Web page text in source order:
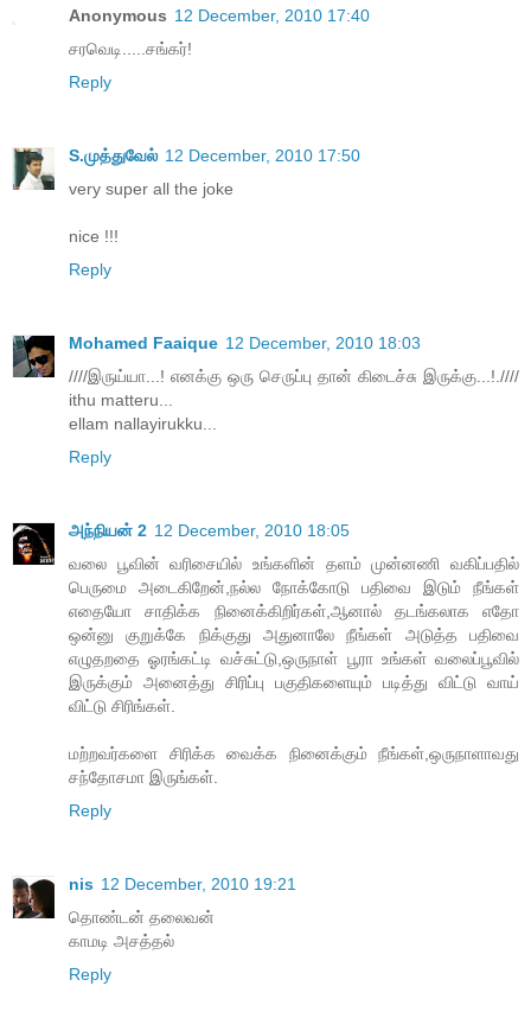
Anonymous 12 December, 2010 17:40
சரவெடி.....சங்கர்!
Reply
S.முத்துவேல் 12 December, 2010 17:50
very super all the joke
nice !!!
Reply
Mohamed Faaique 12 December, 2010 18:03
////இருய்யா...! எனக்கு ஒரு செருப்பு தான் கிடைச்சு இருக்கு...!.////
ithu matteru...
ellam nallayirukku...
Reply
அந்நியன் 2 12 December, 2010 18:05
வலை பூவின் வரிசையில் உங்களின் தளம் முன்னணி வகிப்பதில்
பெருமை அடைகிறேன்,நல்ல நோக்கோடு பதிவை இடும் நீங்கள்
எதையோ சாதிக்க நினைக்கிறிர்கள்,ஆனால் தடங்கலாக எதோ
ஒன்னு குறுக்கே நிக்குது அதுனாலே நீங்கள் அடுத்த பதிவை
எழுதறதை ஓரங்கட்டி வச்சுட்டு,ஒருநாள் பூரா உங்கள் வலைப்பூவில்
இருக்கும் அனைத்து சிரிப்பு பகுதிகளையும் படித்து விட்டு வாய்
விட்டு சிரிங்கள்.
மற்றவர்களை சிரிக்க வைக்க நினைக்கும் நீங்கள்,ஒருநாளாவது
சந்தோசமா இருங்கள்.
Reply
nis 12 December, 2010 19:21
தொண்டன் தலைவன்
காமடி அசத்தல்
Reply